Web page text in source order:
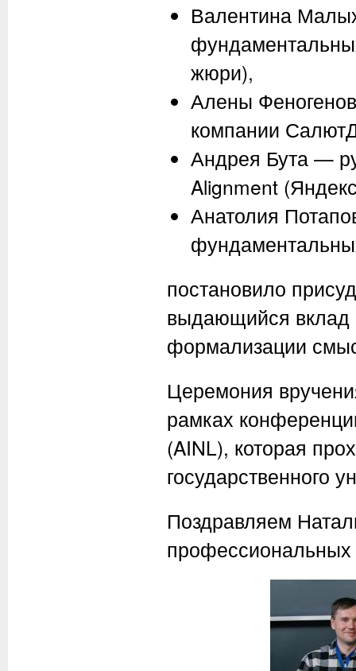
Валентина
жюри),
Алены
компании
Андрея Бута —
Alignment
Анатолия
постановило
выдающийся вклад
формализации
Церемония
рамках
(AINL), которая
государственного
Поздравляем